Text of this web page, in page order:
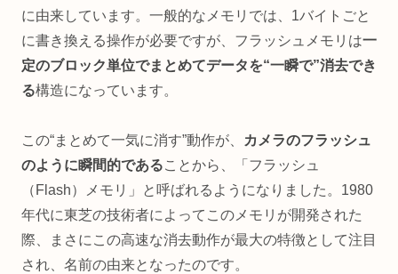
に由来しています。一般的なメモリでは、1バイトごと
に書き換える操作が必要ですが、フラッシュメモリは一
定のブロック単位でまとめてデータを“一瞬で”消去でき
る構造になっています。
この“まとめて一気に消す”動作が、
カメラのフラッシュ
のように瞬間的であることから、「フラッシュ
（Flash）メモリ」と呼ばれるようになりました。1980
年代に東芝の技術者によってこのメモリが開発された
際、まさにこの高速な消去動作が最大の特徴として注目
され、名前の由来となったのです。